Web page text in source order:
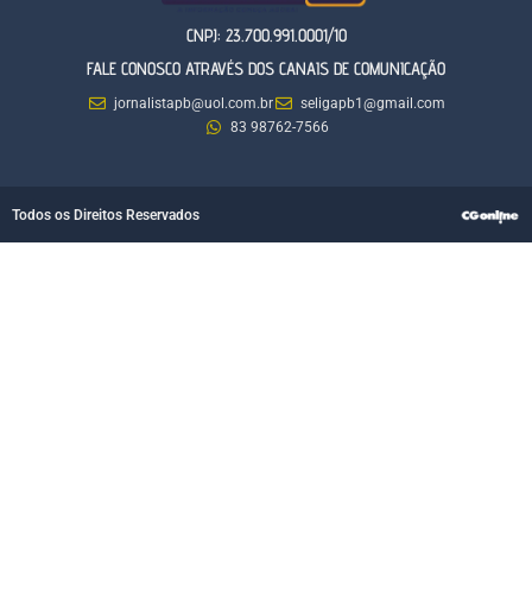
CNPJ: 23.700.991.0001/10
FALE CONOSCO ATRAVÉS DOS CANAIS DE COMUNICAÇÃO
jornalistapb@uol.com.br
seligapb1@gmail.com
83 98762-7566
Todos os Direitos Reservados